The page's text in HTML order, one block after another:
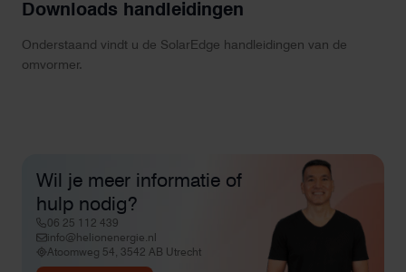
Downloads handleidingen
Onderstaand vindt u de SolarEdge handleidingen van de
omvormer.
Wil je meer informatie of
hulp nodig?
06 25 112 439
info@helionenergie.nl
Atoomweg 54, 3542 AB Utrecht